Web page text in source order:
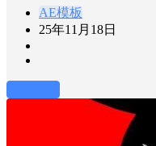
AE模板
25年11月18日